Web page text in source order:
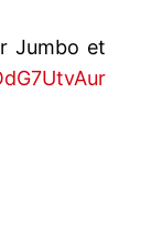
Jumbo et